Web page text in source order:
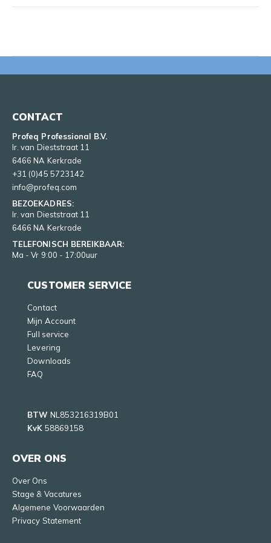
CONTACT
Profeq Professional B.V.
Ir. van Dieststraat 11
6466 NA Kerkrade
+31 (0)45 5723142
info@profeq.com
BEZOEKADRES:
Ir. van Dieststraat 11
6466 NA Kerkrade
TELEFONISCH BEREIKBAAR:
Ma - Vr 9:00 - 17:00uur
CUSTOMER SERVICE
Contact
Mijn Account
Full service
Levering
Downloads
FAQ
BTW NL853216319B01
KvK 58869158
OVER ONS
Over Ons
Stage & Vacatures
Algemene Voorwaarden
Privacy Statement